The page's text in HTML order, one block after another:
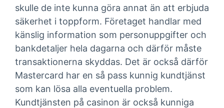
skulle de inte kunna göra annat än att erbjuda
säkerhet i toppform. Företaget handlar med
känslig information som personuppgifter och
bankdetaljer hela dagarna och därför måste
transaktionerna skyddas. Det är också därför
Mastercard har en så pass kunnig kundtjänst
som kan lösa alla eventuella problem.
Kundtjänsten på casinon är också kunniga